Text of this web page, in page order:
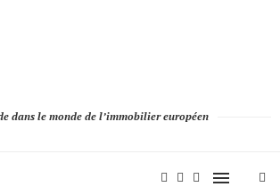
dans le monde de l’immobilier européen